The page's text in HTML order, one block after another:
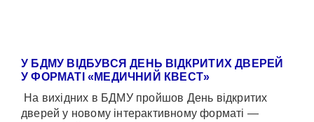
У БДМУ ВІДБУВСЯ ДЕНЬ ВІДКРИТИХ ДВЕРЕЙ
У ФОРМАТІ «МЕДИЧНИЙ КВЕСТ»
На вихідних в БДМУ пройшов День відкритих
дверей у новому інтерактивному форматі —